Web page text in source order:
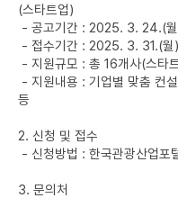
(스타트업)
- 공고기간 : 2025. 3. 24.(
- 접수기간 : 2025. 3. 31.(
- 지원규모 : 총 16개사(스타
- 지원내용 : 기업별 맞춤 컨
등
2. 신청 및 접수
- 신청방법 : 한국관광산업
3. 문의처